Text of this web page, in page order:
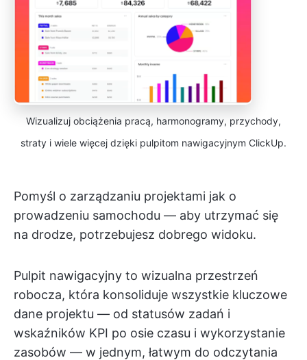
Wizualizuj obciążenia pracą, harmonogramy, przychody,
straty i wiele więcej dzięki pulpitom nawigacyjnym ClickUp.
Pomyśl o zarządzaniu projektami jak o
prowadzeniu samochodu — aby utrzymać się
na drodze, potrzebujesz dobrego widoku.
Pulpit nawigacyjny to wizualna przestrzeń
robocza, która konsoliduje wszystkie kluczowe
dane projektu — od statusów zadań i
wskaźników KPI po osie czasu i wykorzystanie
zasobów — w jednym, łatwym do odczytania